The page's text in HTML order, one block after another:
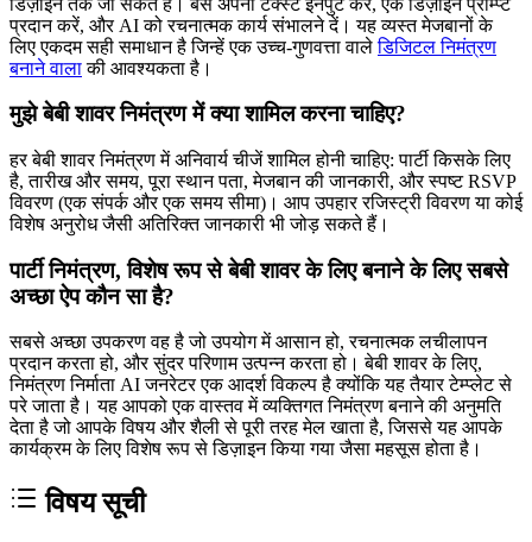
प्रदान करें, और AI को रचनात्मक कार्य संभालने दें। यह व्यस्त मेजबानों के
लिए एकदम सही समाधान है जिन्हें एक उच्च-गुणवत्ता वालेडिजिटल निमंत्रण
बनाने वालाकी आवश्यकता है।
मुझे बेबी शावर निमंत्रण में क्या शामिल करना चाहिए?
हर बेबी शावर निमंत्रण में अनिवार्य चीजें शामिल होनी चाहिए: पार्टी किसके लिए
है, तारीख और समय, पूरा स्थान पता, मेजबान की जानकारी, और स्पष्ट RSVP
विवरण (एक संपर्क और एक समय सीमा)। आप उपहार रजिस्ट्री विवरण या कोई
विशेष अनुरोध जैसी अतिरिक्त जानकारी भी जोड़ सकते हैं।
पार्टी निमंत्रण, विशेष रूप से बेबी शावर के लिए बनाने के लिए सबसे
अच्छा ऐप कौन सा है?
सबसे अच्छा उपकरण वह है जो उपयोग में आसान हो, रचनात्मक लचीलापन
प्रदान करता हो, और सुंदर परिणाम उत्पन्न करता हो। बेबी शावर के लिए,
निमंत्रण निर्माता AI जनरेटर एक आदर्श विकल्प है क्योंकि यह तैयार टेम्प्लेट से
परे जाता है। यह आपको एक वास्तव में व्यक्तिगत निमंत्रण बनाने की अनुमति
देता है जो आपके विषय और शैली से पूरी तरह मेल खाता है, जिससे यह आपके
कार्यक्रम के लिए विशेष रूप से डिज़ाइन किया गया जैसा महसूस होता है।
विषय सूची